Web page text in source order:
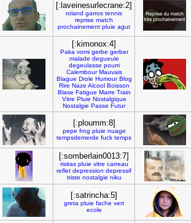
[:laveinesurlecrane:2]
roland garros tennis
reprise match
prochainement pluie agut
[:kimonox:4]
Paka vomi gerbe gerber
malade degueule
degeulasse pourri
Calembour Mauvais
Blague Drole Humour Blog
Rire Naze Alcool Boisson
Blase Fatigue Marre Train
Vitre Pluie Nostalgique
Nostalgie Passe Futur
[:ploumm:8]
pepe frog pluie nuage
tempsdemerde fuck temps
[:somberlain0013:7]
risitas pluie vitre carreau
reflet depression depressif
triste nostalgie niku
[:satrincha:5]
greta pluie fache vert
ecole